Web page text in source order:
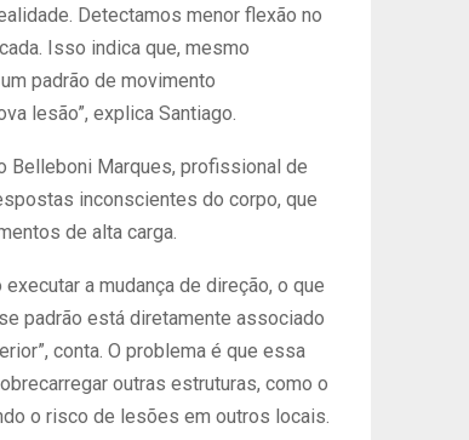
Detectamos menor flexão no
Isso indica que, mesmo
padrão de movimento
lesão”, explica Santiago.
Belleboni Marques, profissional de
inconscientes do corpo, que
de alta carga.
a mudança de direção, o que
padrão está diretamente associado
conta. O problema é que essa
outras estruturas, como o
o risco de lesões em outros locais.